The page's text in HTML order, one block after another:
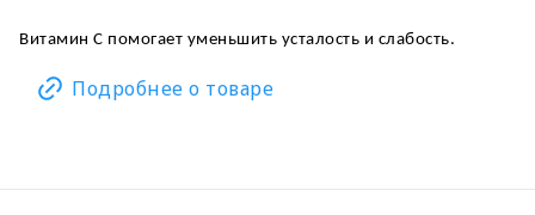
Витамин С помогает уменьшить усталость и слабость.
Подробнее о товаре